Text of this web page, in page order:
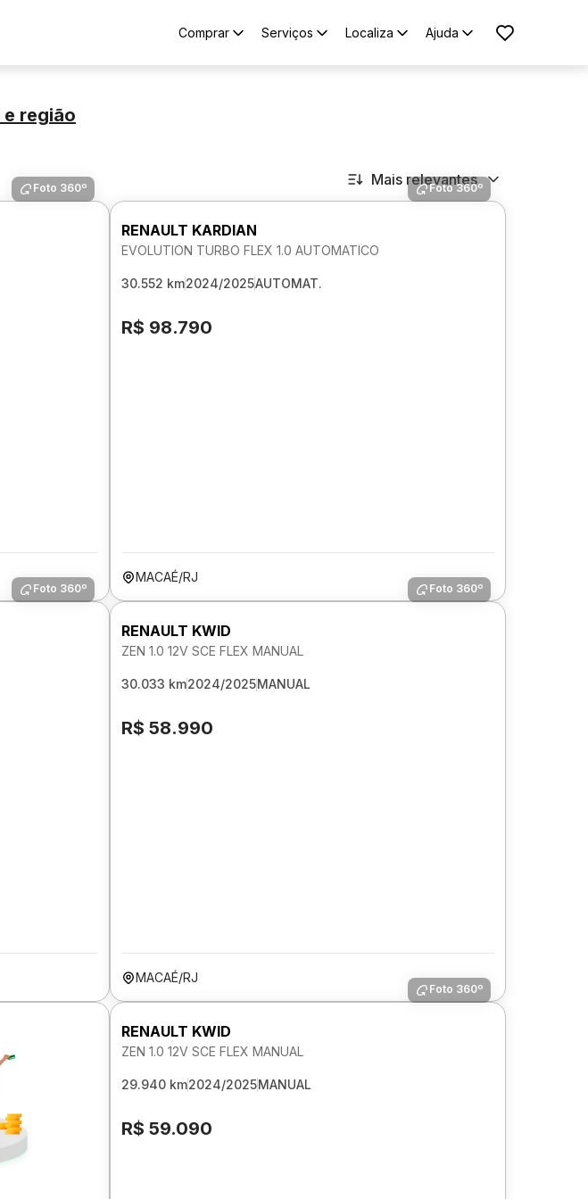
Comprar Serviços Localiza Ajuda
e região
Mais relevantes
Foto 360º Foto 360º
RENAULT KARDIAN
EVOLUTION TURBO FLEX 1.0 AUTOMATICO
30.552 km2024/2025AUTOMAT.
R$ 98.790
MACAÉ/RJ
Foto 360º Foto 360º
RENAULT KWID
ZEN 1.0 12V SCE FLEX MANUAL
30.033 km2024/2025MANUAL
R$ 58.990
MACAÉ/RJ
Foto 360º
RENAULT KWID
ZEN 1.0 12V SCE FLEX MANUAL
29.940 km2024/2025MANUAL
R$ 59.090